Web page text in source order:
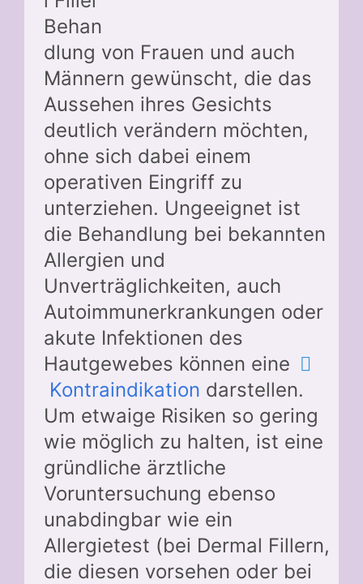
Behan
dlung von Frauen und auch
Männern gewünscht, die das
Aussehen ihres Gesichts
deutlich verändern möchten,
ohne sich dabei einem
operativen Eingriff zu
unterziehen. Ungeeignet ist
die Behandlung bei bekannten
Allergien und
Unverträglichkeiten, auch
Autoimmunerkrankungen oder
akute Infektionen des
Hautgewebes können eine
Kontraindikation darstellen.
Um etwaige Risiken so gering
wie möglich zu halten, ist eine
gründliche ärztliche
Voruntersuchung ebenso
unabdingbar wie ein
Allergietest (bei Dermal Fillern,
die diesen vorsehen oder bei